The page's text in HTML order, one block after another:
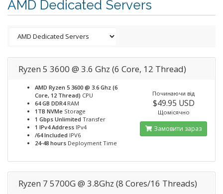
AMD Dedicated Servers
Ryzen 5 3600 @ 3.6 Ghz (6 Core, 12 Thread)
AMD Ryzen 5 3600 @ 3.6 Ghz (6
Core, 12 Thread) CPU
64 GB DDR4RAM
1TB NVMe Storage
1 Gbps Unlimited Transfer
1 IPv4 Address IPv4
/64 Included IPV6
24-48 hours Deployment Time
Починаючи від
$49.95 USD
Щомісячно
Замовити зараз
Ryzen 7 5700G @ 3.8Ghz (8 Cores/16 Threads)